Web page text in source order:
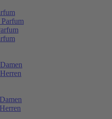
Parfum